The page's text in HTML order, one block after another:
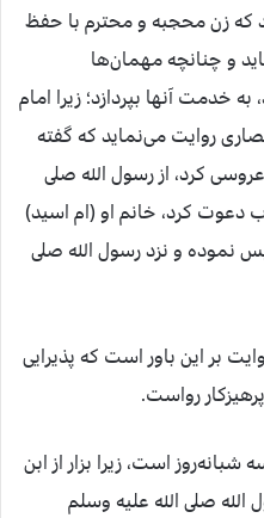
که زن محجبه و محترم با حفظ
و چنانچه مهمان‌ها
خدمت آنها بپردازد؛ زیرا امام
روایت می‌نماید که گفته
کرد، از رسول الله صلى
دعوت کرد، خانم او (ام اسید)
نموده و نزد رسول الله صلى
بر این باور است که پذیرایی
رواست.
است، زیرا بزار از ابن
صلى الله عليه وسلم